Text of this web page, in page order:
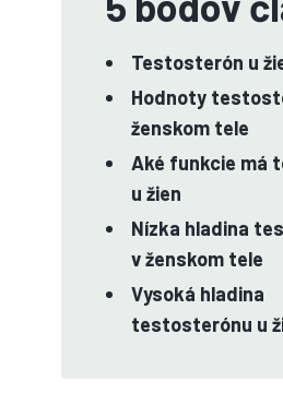
Testosterón u
Hodnoty
ženskom tele
Aké funkcie má
u žien
Nízka hladina
v ženskom tele
Vysoká hladina
testosterónu u